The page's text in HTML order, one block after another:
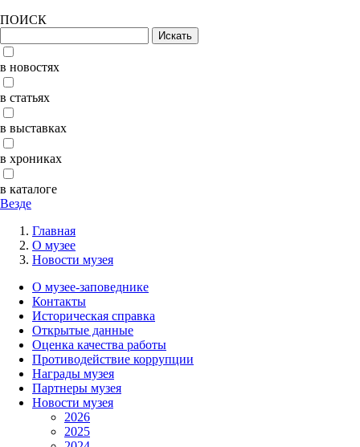
ПОИСК
в новостях
в статьях
в выставках
в хрониках
в каталоге
Везде
Главная
О музее
Новости музея
О музее-заповеднике
Контакты
Историческая справка
Открытые данные
Оценка качества работы
Противодействие коррупции
Награды музея
Партнеры музея
Новости музея
2026
2025